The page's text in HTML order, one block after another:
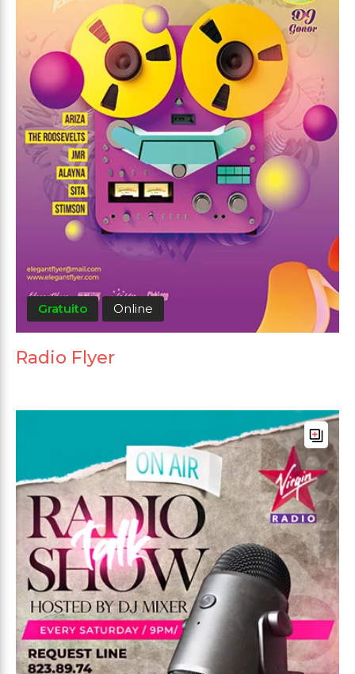
Gratuito Online
Radio Flyer